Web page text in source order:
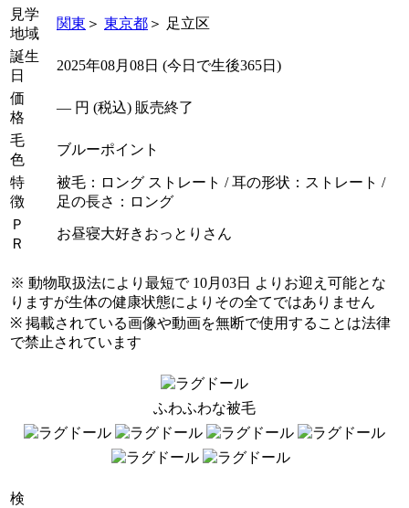
見学
地域
関東 ＞ 東京都 ＞ 足立区
誕生
日
2025年08月08日 (今日で生後365日)
価
格
― 円 (税込) 販売終了
毛
色
ブルーポイント
特
徴
被毛：ロング ストレート / 耳の形状：ストレート /
足の長さ：ロング
Ｐ
Ｒ
お昼寝大好きおっとりさん
※ 動物取扱法により最短で 10月03日 よりお迎え可能とな
りますが生体の健康状態によりその全てではありません
※ 掲載されている画像や動画を無断で使用することは法律
で禁止されています
ふわふわな被毛
検